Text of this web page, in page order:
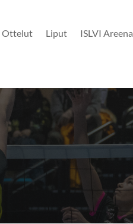
Ottelut Liput ISLVI Areena